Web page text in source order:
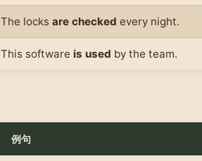
The locks are checked every night.
This software is used by the team.
例句